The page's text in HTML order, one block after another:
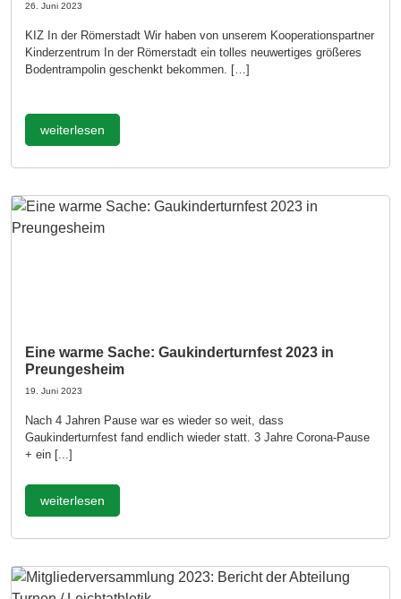
26. Juni 2023
KIZ In der Römerstadt Wir haben von unserem Kooperationspartner
Kinderzentrum In der Römerstadt ein tolles neuwertiges größeres
Bodentrampolin geschenkt bekommen. […]
weiterlesen
Eine warme Sache: Gaukinderturnfest 2023 in
Preungesheim
19. Juni 2023
Nach 4 Jahren Pause war es wieder so weit, dass
Gaukinderturnfest fand endlich wieder statt. 3 Jahre Corona-Pause
+ ein [...]
weiterlesen